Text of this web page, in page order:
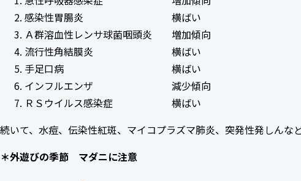
感染性胃腸炎 横ばい
Ａ群溶血性レンサ球菌咽頭炎 増加傾向
流行性角結膜炎 横ばい
手足口病 横ばい
インフルエンザ 減少傾向
ＲＳウイルス感染症 横ばい
続いて、水痘、伝染性紅斑、マイコプラズマ肺炎、突発性発しんな
＊外遊びの季節 マダニに注意